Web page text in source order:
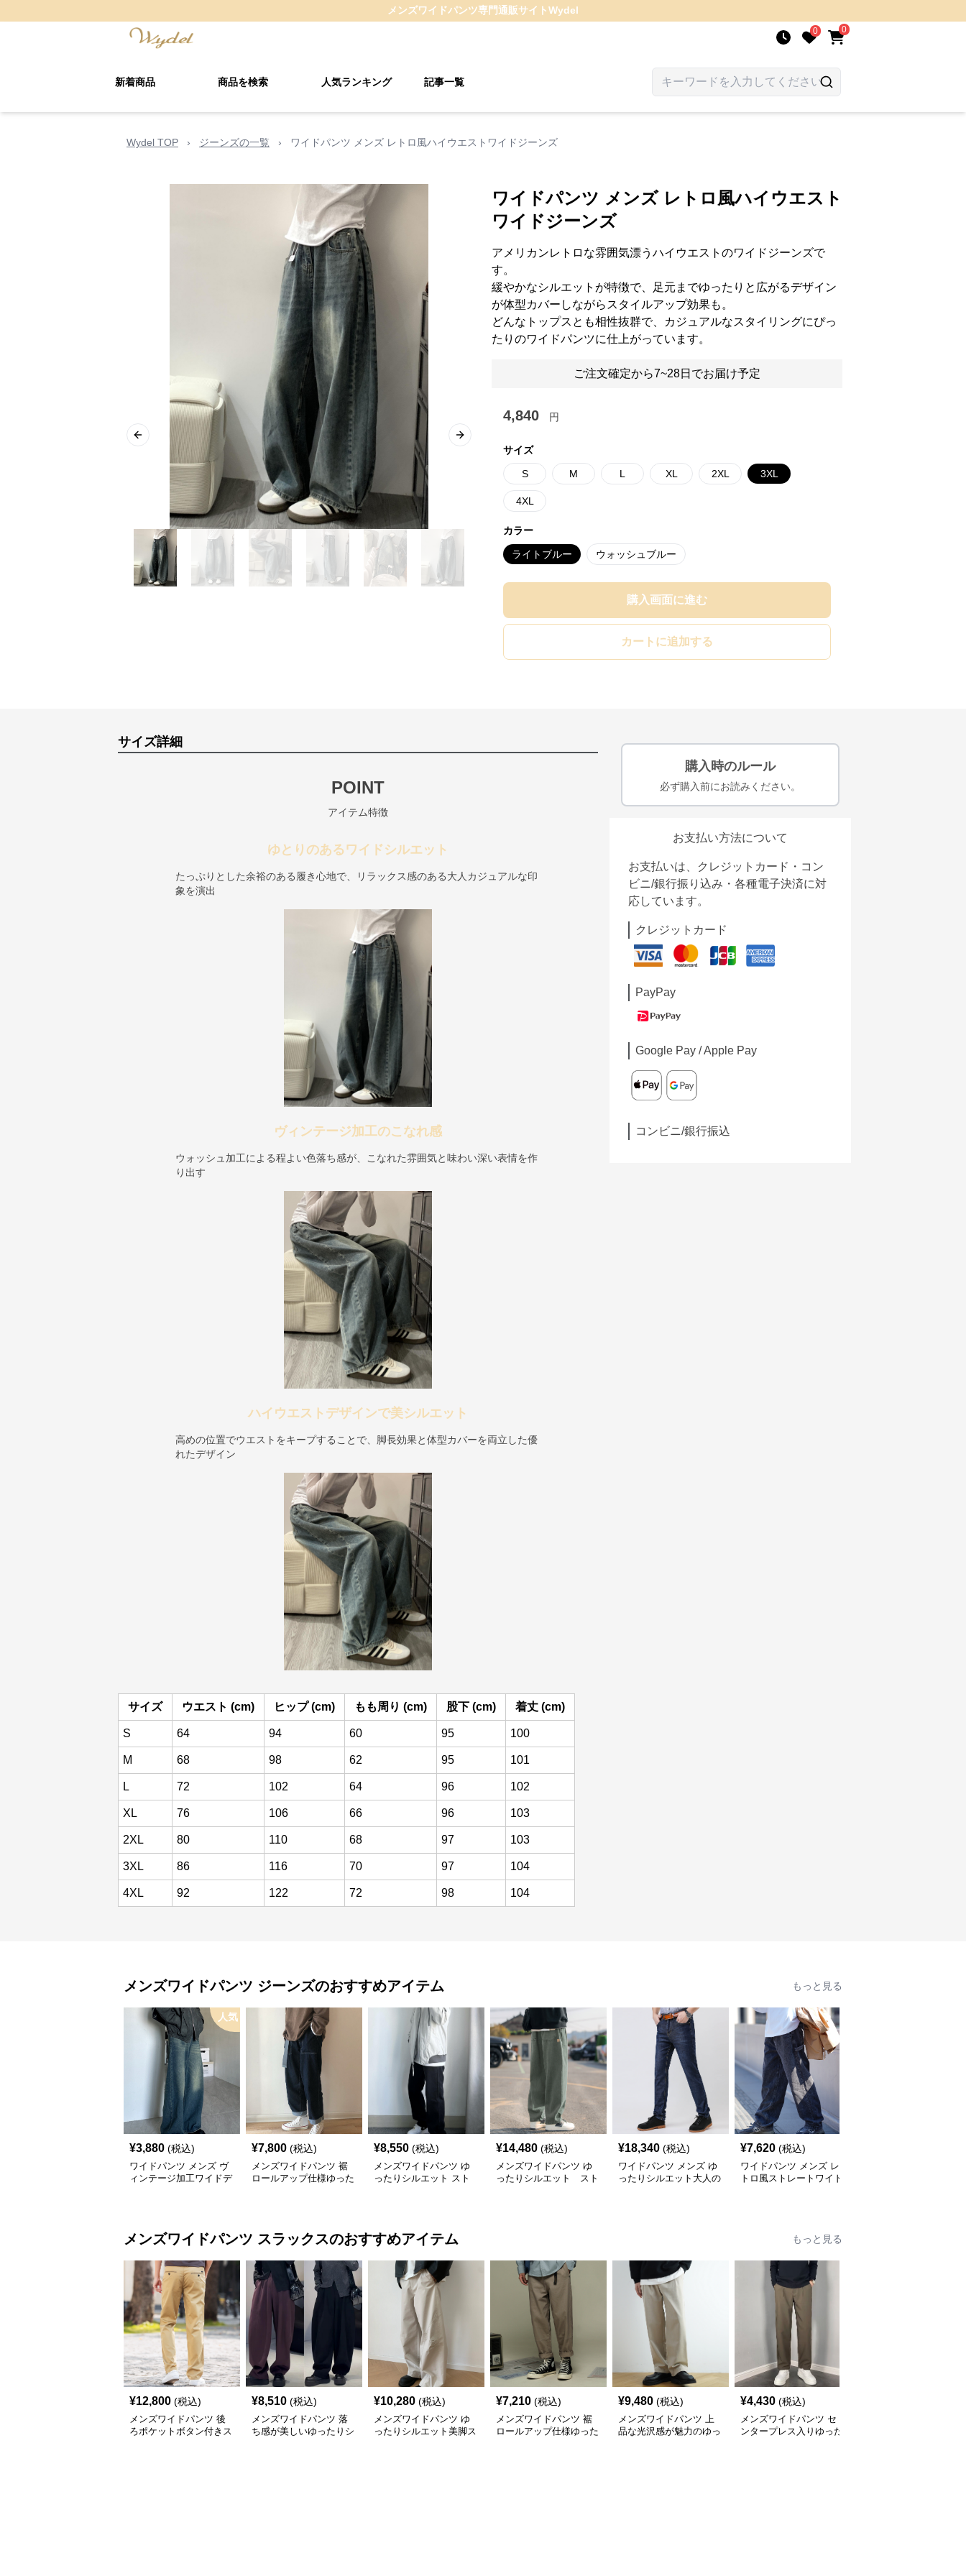
メンズワイドパンツ専門通販サイトWydel
0 0
新着商品 商品を検索 人気ランキング 記事一覧
Wydel TOP › ジーンズの一覧 › ワイドパンツ メンズ レトロ風ハイウエストワイドジーンズ
Previous slide Next slide
ワイドパンツ メンズ レトロ風ハイウエスト
ワイドジーンズ
アメリカンレトロな雰囲気漂うハイウエストのワイドジーンズで
す。
緩やかなシルエットが特徴で、足元までゆったりと広がるデザイン
が体型カバーしながらスタイルアップ効果も。
どんなトップスとも相性抜群で、カジュアルなスタイリングにぴっ
たりのワイドパンツに仕上がっています。
ご注文確定から7~28日でお届け予定
4,840 円
サイズ
S M L XL 2XL 3XL
4XL
カラー
ライトブルー ウォッシュブルー
購入画面に進む
カートに追加する
サイズ詳細
POINT
アイテム特徴
ゆとりのあるワイドシルエット
たっぷりとした余裕のある履き心地で、リラックス感のある大人カジュアルな印
象を演出
ヴィンテージ加工のこなれ感
ウォッシュ加工による程よい色落ち感が、こなれた雰囲気と味わい深い表情を作
り出す
ハイウエストデザインで美シルエット
高めの位置でウエストをキープすることで、脚長効果と体型カバーを両立した優
れたデザイン
サイズ ウエスト (cm) ヒップ (cm) もも周り (cm) 股下 (cm) 着丈 (cm)
S 64 94 60 95 100
M 68 98 62 95 101
L 72 102 64 96 102
XL 76 106 66 96 103
2XL 80 110 68 97 103
3XL 86 116 70 97 104
4XL 92 122 72 98 104
購入時のルール
必ず購入前にお読みください。
お支払い方法について
お支払いは、クレジットカード・コン
ビニ/銀行振り込み・各種電子決済に対
応しています。
クレジットカード
PayPay
Google Pay / Apple Pay
コンビニ/銀行振込
メンズワイドパンツ ジーンズのおすすめアイテム もっと見る
人気
¥3,880 (税込)
ワイドパンツ メンズ ヴ
ィンテージ加工ワイドデ
¥7,800 (税込)
メンズワイドパンツ 裾
ロールアップ仕様ゆった
¥8,550 (税込)
メンズワイドパンツ ゆ
ったりシルエット スト
¥14,480 (税込)
メンズワイドパンツ ゆ
ったりシルエット スト
¥18,340 (税込)
ワイドパンツ メンズ ゆ
ったりシルエット大人の
¥7,620 (税込)
ワイドパンツ メンズ レ
トロ風ストレートワイド
メンズワイドパンツ スラックスのおすすめアイテム もっと見る
¥12,800 (税込)
メンズワイドパンツ 後
ろポケットボタン付きス
¥8,510 (税込)
メンズワイドパンツ 落
ち感が美しいゆったりシ
¥10,280 (税込)
メンズワイドパンツ ゆ
ったりシルエット美脚ス
¥7,210 (税込)
メンズワイドパンツ 裾
ロールアップ仕様ゆった
¥9,480 (税込)
メンズワイドパンツ 上
品な光沢感が魅力のゆっ
¥4,430 (税込)
メンズワイドパンツ セ
ンタープレス入りゆった